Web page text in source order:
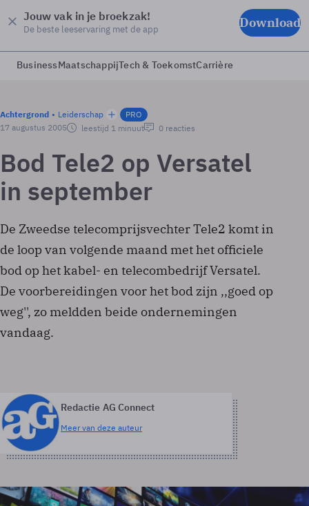
Jouw vak in je broekzak!
De beste leeservaring met de app Download
BusinessMaatschappijTech & ToekomstCarrière
Achtergrond Leiderschap
PRO
17 augustus 2005
leestijd 1 minuut 0 reacties
Bod Tele2 op Versatel
in september
De Zweedse telecomprijsvechter Tele2 komt in
de loop van volgende maand met het officiele
bod op het kabel- en telecombedrijf Versatel.
De voorbereidingen voor het bod zijn ,,goed op
weg'', zo meldden beide ondernemingen
vandaag.
Redactie AG Connect
Meer van deze auteur